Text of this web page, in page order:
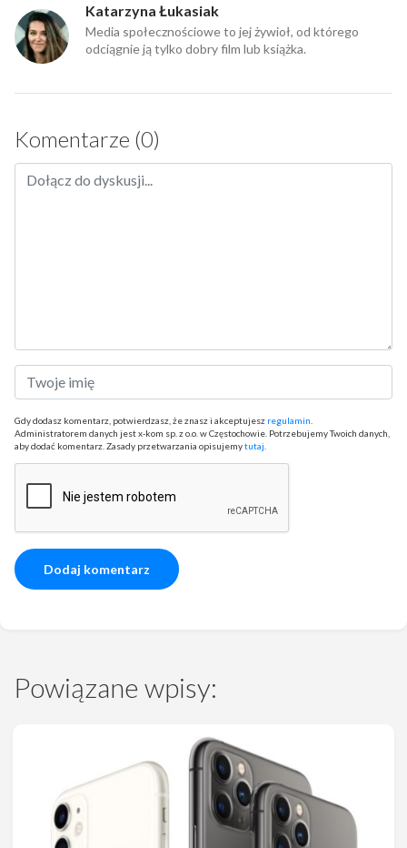
Katarzyna Łukasiak
Media społecznościowe to jej żywioł, od którego
odciągnie ją tylko dobry film lub książka.
Komentarze (0)
Gdy dodasz komentarz, potwierdzasz, że znasz i akceptujesz regulamin
Administratorem danych jest x-kom sp. z o.o. w Częstochowie. Potrzebujemy Twoich danych,
aby dodać komentarz. Zasady przetwarzania opisujemytutaj
Powiązane wpisy: